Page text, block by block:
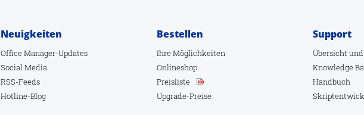
Neuigkeiten
Office Manager-Updates
Social Media
RSS-Feeds
Hotline-Blog
Bestellen
Ihre Möglichkeiten
Onlineshop
Preisliste
Upgrade-Preise
Support
Übersicht und
Knowledge
Handbuch